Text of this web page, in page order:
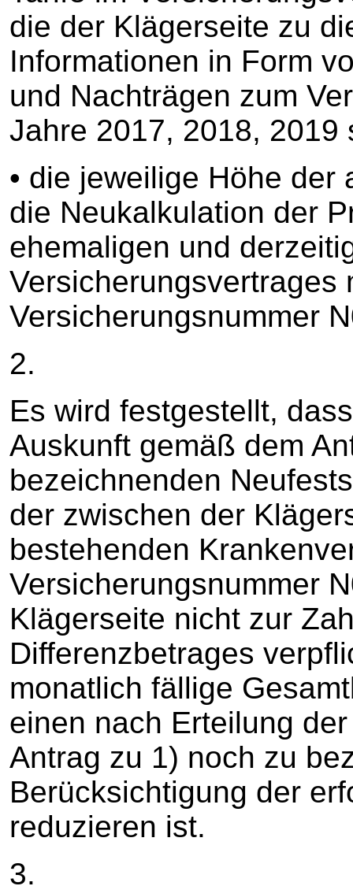
die der Klägerseite zu
Informationen in Form
und Nachträgen zum
Jahre 2017, 2018, 2019
• die jeweilige Höhe
die Neukalkulation der
ehemaligen und
Versicherungsvertrages
Versicherungsnummer
2.
Es wird festgestellt,
Auskunft gemäß dem
bezeichnenden
der zwischen der
bestehenden
Versicherungsnummer
Klägerseite nicht zur
Differenzbetrages
monatlich fällige
einen nach Erteilung
Antrag zu 1) noch zu
Berücksichtigung der
reduzieren ist.
3.